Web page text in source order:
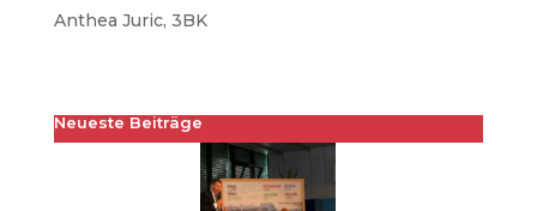
Anthea Juric, 3BK
Neueste Beiträge